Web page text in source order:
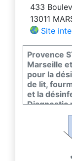
433
13011
Site
Provence
Marseille
pour la
de lit,
et la
Diagnostic
et
avant/
Devis